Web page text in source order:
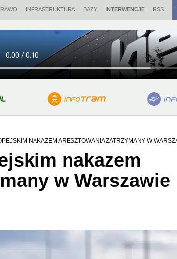
INFRASTRUKTURA BAZY INTERWENCJE RSS
NAKAZEM ARESZTOWANIA ZATRZYMANY W
nakazem
w Warszawie